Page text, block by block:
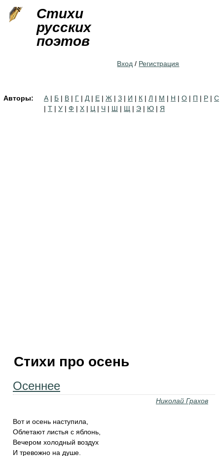
Стихи
русских
поэтов
Вход / Регистрация
Авторы: А | Б | В | Г | Д | Е | Ж | З | И | К | Л | М | Н | О | П | Р | С
| Т | У | Ф | Х | Ц | Ч | Ш | Щ | Э | Ю | Я
Стихи про осень
Осеннее
Николай Грахов
Вот и осень наступила,
Облетают листья с яблонь,
Вечеpом холодный воздух
И тpевожно на душе.